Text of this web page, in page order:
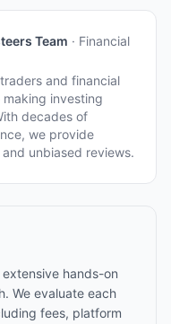
Team · Financial
and financial
investing
decades of
we provide
unbiased reviews.
hands-on
We evaluate each
fees, platform